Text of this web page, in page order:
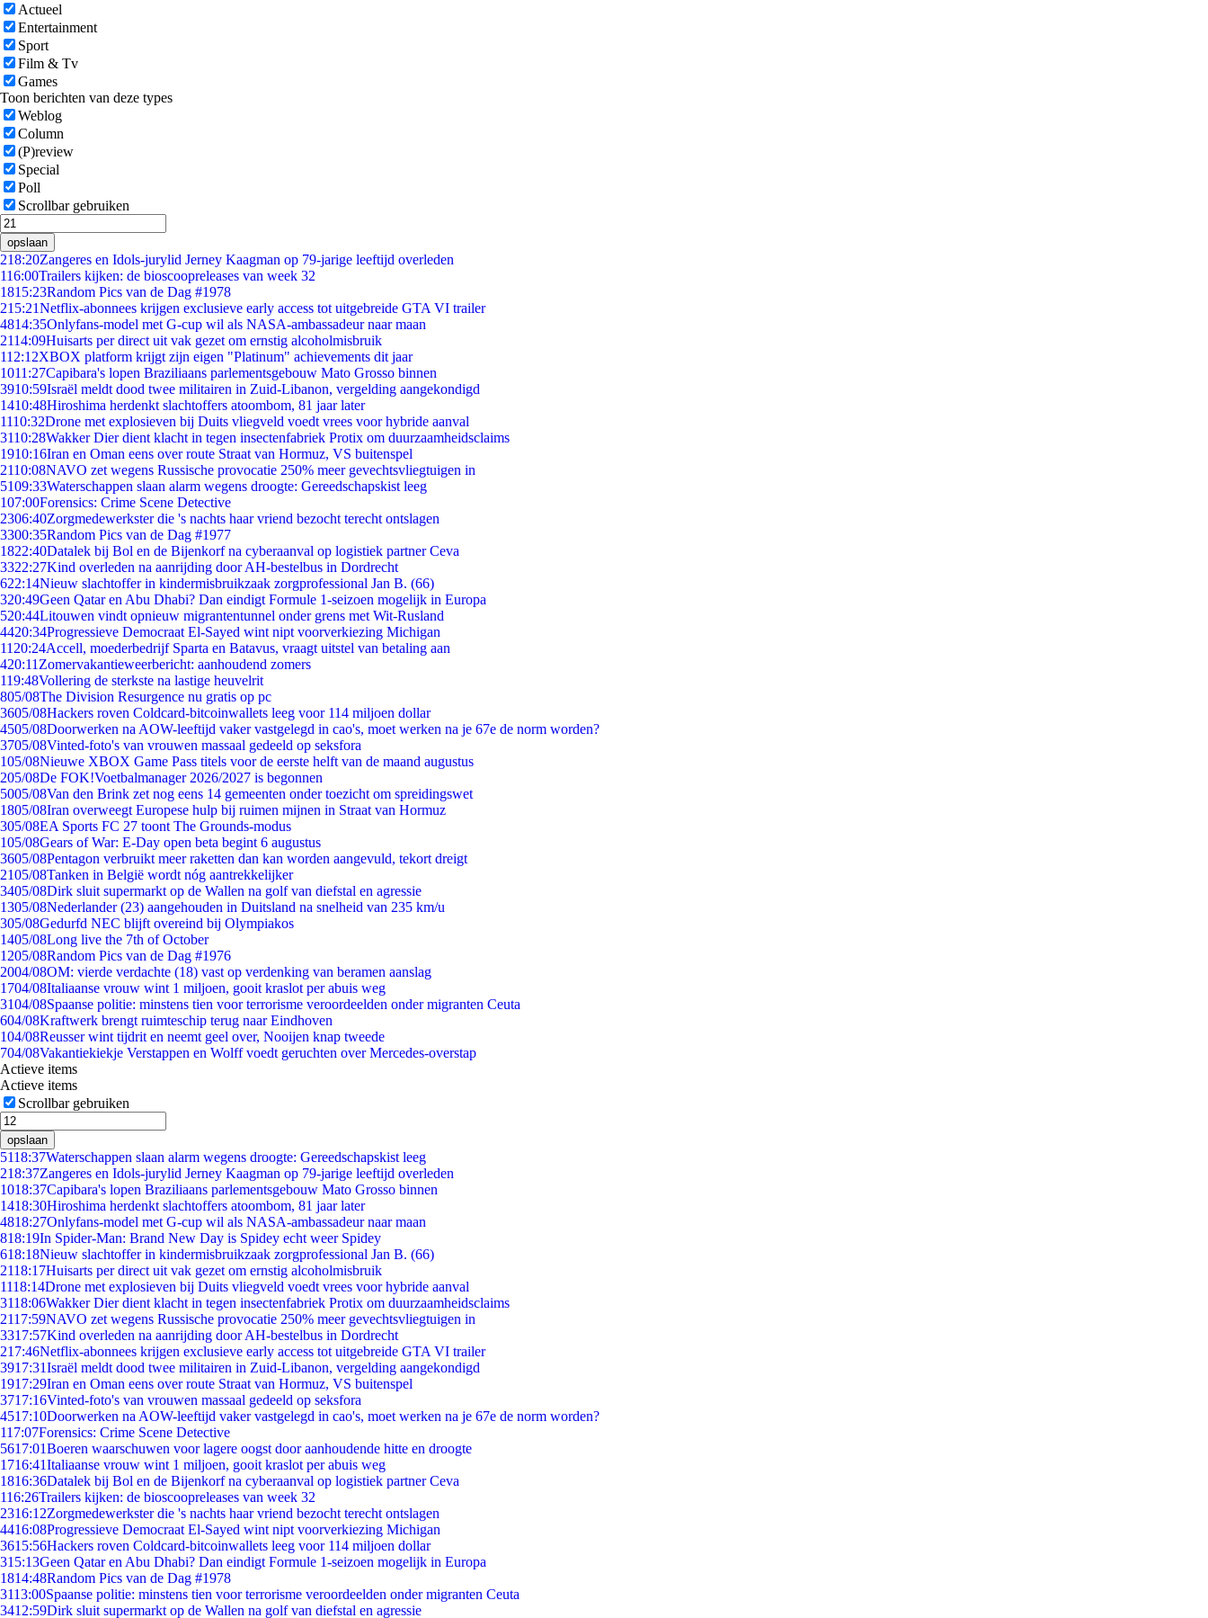
Actueel
Entertainment
Sport
Film & Tv
Games
Toon berichten van deze types
Weblog
Column
(P)review
Special
Poll
Scrollbar gebruiken
opslaan
218:20Zangeres en Idols-jurylid Jerney Kaagman op 79-jarige leeftijd overleden
116:00Trailers kijken: de bioscoopreleases van week 32
1815:23Random Pics van de Dag #1978
215:21Netflix-abonnees krijgen exclusieve early access tot uitgebreide GTA VI trailer
4814:35Onlyfans-model met G-cup wil als NASA-ambassadeur naar maan
2114:09Huisarts per direct uit vak gezet om ernstig alcoholmisbruik
112:12XBOX platform krijgt zijn eigen "Platinum" achievements dit jaar
1011:27Capibara's lopen Braziliaans parlementsgebouw Mato Grosso binnen
3910:59Israël meldt dood twee militairen in Zuid-Libanon, vergelding aangekondigd
1410:48Hiroshima herdenkt slachtoffers atoombom, 81 jaar later
1110:32Drone met explosieven bij Duits vliegveld voedt vrees voor hybride aanval
3110:28Wakker Dier dient klacht in tegen insectenfabriek Protix om duurzaamheidsclaims
1910:16Iran en Oman eens over route Straat van Hormuz, VS buitenspel
2110:08NAVO zet wegens Russische provocatie 250% meer gevechtsvliegtuigen in
5109:33Waterschappen slaan alarm wegens droogte: Gereedschapskist leeg
107:00Forensics: Crime Scene Detective
2306:40Zorgmedewerkster die 's nachts haar vriend bezocht terecht ontslagen
3300:35Random Pics van de Dag #1977
1822:40Datalek bij Bol en de Bijenkorf na cyberaanval op logistiek partner Ceva
3322:27Kind overleden na aanrijding door AH-bestelbus in Dordrecht
622:14Nieuw slachtoffer in kindermisbruikzaak zorgprofessional Jan B. (66)
320:49Geen Qatar en Abu Dhabi? Dan eindigt Formule 1-seizoen mogelijk in Europa
520:44Litouwen vindt opnieuw migrantentunnel onder grens met Wit-Rusland
4420:34Progressieve Democraat El-Sayed wint nipt voorverkiezing Michigan
11 20:24Accell, moederbedrijf Sparta en Batavus, vraagt uitstel van betaling aan
420:11 Zomervakantieweerbericht: aanhoudend zomers
119:48Vollering de sterkste na lastige heuvelrit
805/08The Division Resurgence nu gratis op pc
3605/08Hackers roven Coldcard-bitcoinwallets leeg voor 114 miljoen dollar
4505/08Doorwerken na AOW-leeftijd vaker vastgelegd in cao's, moet werken na je 67e de norm worden?
3705/08Vinted-foto's van vrouwen massaal gedeeld op seksfora
105/08Nieuwe XBOX Game Pass titels voor de eerste helft van de maand augustus
205/08De FOK!Voetbalmanager 2026/2027 is begonnen
5005/08Van den Brink zet nog eens 14 gemeenten onder toezicht om spreidingswet
1805/08Iran overweegt Europese hulp bij ruimen mijnen in Straat van Hormuz
305/08EA Sports FC 27 toont The Grounds-modus
105/08Gears of War: E-Day open beta begint 6 augustus
3605/08Pentagon verbruikt meer raketten dan kan worden aangevuld, tekort dreigt
2105/08Tanken in België wordt nóg aantrekkelijker
3405/08Dirk sluit supermarkt op de Wallen na golf van diefstal en agressie
1305/08Nederlander (23) aangehouden in Duitsland na snelheid van 235 km/u
305/08Gedurfd NEC blijft overeind bij Olympiakos
1405/08Long live the 7th of October
1205/08Random Pics van de Dag #1976
2004/08OM: vierde verdachte (18) vast op verdenking van beramen aanslag
1704/08Italiaanse vrouw wint 1 miljoen, gooit kraslot per abuis weg
3104/08Spaanse politie: minstens tien voor terrorisme veroordeelden onder migranten Ceuta
604/08Kraftwerk brengt ruimteschip terug naar Eindhoven
104/08Reusser wint tijdrit en neemt geel over, Nooijen knap tweede
704/08Vakantiekiekje Verstappen en Wolff voedt geruchten over Mercedes-overstap
Actieve items
Actieve items
Scrollbar gebruiken
opslaan
5118:37Waterschappen slaan alarm wegens droogte: Gereedschapskist leeg
218:37Zangeres en Idols-jurylid Jerney Kaagman op 79-jarige leeftijd overleden
1018:37Capibara's lopen Braziliaans parlementsgebouw Mato Grosso binnen
1418:30Hiroshima herdenkt slachtoffers atoombom, 81 jaar later
4818:27Onlyfans-model met G-cup wil als NASA-ambassadeur naar maan
818:19In Spider-Man: Brand New Day is Spidey echt weer Spidey
618:18Nieuw slachtoffer in kindermisbruikzaak zorgprofessional Jan B. (66)
2118:17Huisarts per direct uit vak gezet om ernstig alcoholmisbruik
1118:14Drone met explosieven bij Duits vliegveld voedt vrees voor hybride aanval
3118:06Wakker Dier dient klacht in tegen insectenfabriek Protix om duurzaamheidsclaims
2117:59NAVO zet wegens Russische provocatie 250% meer gevechtsvliegtuigen in
3317:57Kind overleden na aanrijding door AH-bestelbus in Dordrecht
217:46Netflix-abonnees krijgen exclusieve early access tot uitgebreide GTA VI trailer
3917:31Israël meldt dood twee militairen in Zuid-Libanon, vergelding aangekondigd
1917:29Iran en Oman eens over route Straat van Hormuz, VS buitenspel
3717:16Vinted-foto's van vrouwen massaal gedeeld op seksfora
4517:10Doorwerken na AOW-leeftijd vaker vastgelegd in cao's, moet werken na je 67e de norm worden?
117:07Forensics: Crime Scene Detective
5617:01Boeren waarschuwen voor lagere oogst door aanhoudende hitte en droogte
1716:41Italiaanse vrouw wint 1 miljoen, gooit kraslot per abuis weg
1816:36Datalek bij Bol en de Bijenkorf na cyberaanval op logistiek partner Ceva
116:26Trailers kijken: de bioscoopreleases van week 32
2316:12Zorgmedewerkster die 's nachts haar vriend bezocht terecht ontslagen
4416:08Progressieve Democraat El-Sayed wint nipt voorverkiezing Michigan
3615:56Hackers roven Coldcard-bitcoinwallets leeg voor 114 miljoen dollar
315:13Geen Qatar en Abu Dhabi? Dan eindigt Formule 1-seizoen mogelijk in Europa
1814:48Random Pics van de Dag #1978
3113:00Spaanse politie: minstens tien voor terrorisme veroordeelden onder migranten Ceuta
3412:59Dirk sluit supermarkt op de Wallen na golf van diefstal en agressie